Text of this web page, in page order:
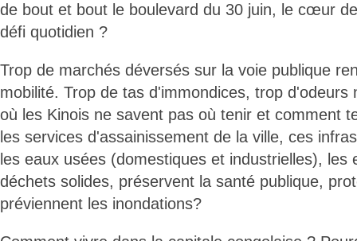
de bout et bout le boulevard du 30 juin, le cœur
défi quotidien ?
Trop de marchés déversés sur la voie publique
mobilité. Trop de tas d'immondices, trop d'odeurs
où les Kinois ne savent pas où tenir et comment
les services d'assainissement de la ville, ces
les eaux usées (domestiques et industrielles), les
déchets solides, préservent la santé publique,
préviennent les inondations?